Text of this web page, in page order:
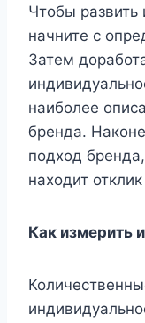
Чтобы развить
начните с
Затем
наиболее
бренда.
подход
находит
Как измерить